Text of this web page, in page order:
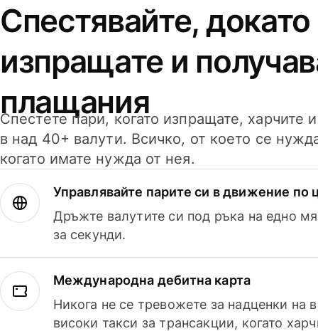
Спестявайте,
изпращате и
плащания
Спестете пари, когато изпращате, харчите
в над 40+ валути. Всичко, от което се
когато имате нужда от нея.
Управлявайте парите си в движение по
Дръжте валутите си под ръка на едно
за секунди.
Международна дебитна карта
Никога не се тревожете за надценки на
високи такси за трансакции, когато